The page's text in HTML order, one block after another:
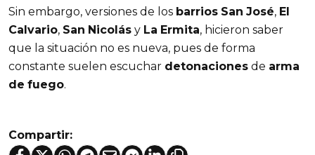
Sin embargo, versiones de los barrios San José, El
Calvario, San Nicolás y La Ermita, hicieron saber
que la situación no es nueva, pues de forma
constante suelen escuchar detonaciones de arma
de fuego.
Compartir: